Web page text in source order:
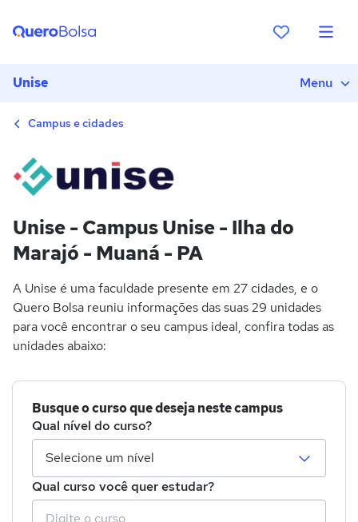
Unise Menu
Campus e cidades
Unise - Campus Unise - Ilha do
Marajó - Muaná - PA
A Unise é uma faculdade presente em 27 cidades, e o
Quero Bolsa reuniu informações das suas 29 unidades
para você encontrar o seu campus ideal, confira todas as
unidades abaixo:
Busque o curso que deseja neste campus
Qual nível do curso?
Qual curso você quer estudar?